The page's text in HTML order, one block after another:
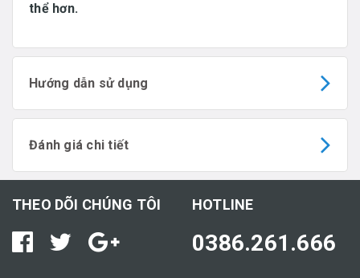
thể hơn.
Hướng dẫn sử dụng
Đánh giá chi tiết
THEO DÕI CHÚNG TÔI HOTLINE
0386.261.666